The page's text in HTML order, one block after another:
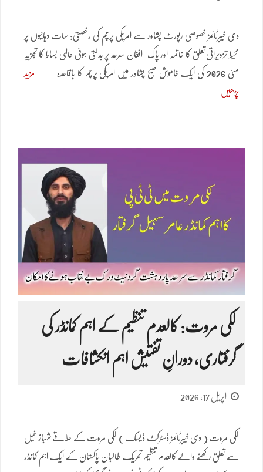
دی خیبرٹائمز خصوصی رپورٹ پشاور سے امریکی پرچم کی رخصتی: سات دہائیوں پر
محیط تزویراتی تعلق کا خاتمہ اور پاک-افغان سرحد پر بدلتی ہوئی عالمی بساط کا تجزیہ
مئی 2026 کی ایک خاموش صبح پشاور میں امریکی پرچم کا باقاعدہ مزید
پڑھیں
لکی مروت: کالعدم تنظیم کے اہم کمانڈر کی
گرفتاری، دورانِ تفتیش اہم انکشافات
اپریل 17, 2026
لکی مروت ( دی خیبرٹائمز ڈسٹرکٹ ڈیسک ) لکی مروت کے علاقے شہباز خیل
سے تعلق رکھنے والے کالعدم تنظیم تحریک طالبان پاکستان کے ایک اہم کمانڈر